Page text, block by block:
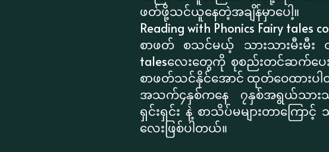
ဖတ်ဖို့သင်ယူနေတဲ့အချိန်မှာပေါ့။
Reading with Phonics Fairy
စာဖတ် စသင်မယ့် သားသားမီး
talesလေးတွေကို စုစည်းတင်ဆက်ပေး
စာဖတ်သင်နိုင်အောင် ထုတ်ဝေထားပ
အသက်၄နှစ်ကနေ ၇နှစ်အရွယ်သား
ရှင်းရှင်း နဲ့ စာသိပ်မများတာကြော
လေးဖြစ်ပါတယ်။